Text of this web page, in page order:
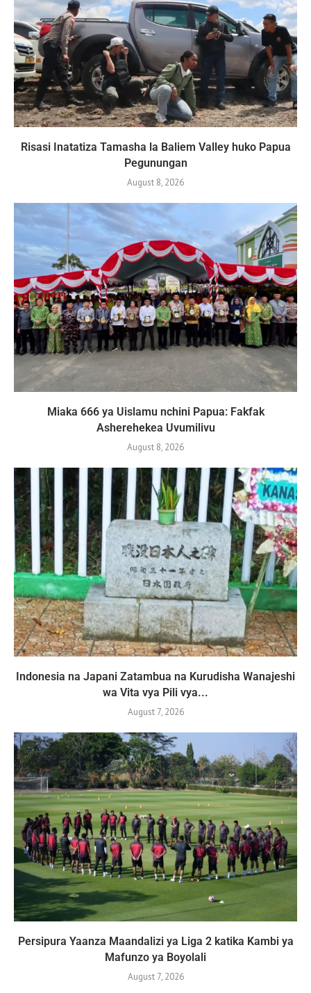
Risasi Inatatiza Tamasha la Baliem Valley huko Papua
Pegunungan
August 8, 2026
Miaka 666 ya Uislamu nchini Papua: Fakfak
Asherehekea Uvumilivu
August 8, 2026
Indonesia na Japani Zatambua na Kurudisha Wanajeshi
wa Vita vya Pili vya...
August 7, 2026
Persipura Yaanza Maandalizi ya Liga 2 katika Kambi ya
Mafunzo ya Boyolali
August 7, 2026